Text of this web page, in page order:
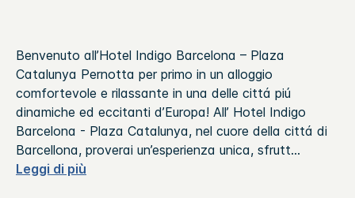
Benvenuto all’Hotel Indigo Barcelona – Plaza
Catalunya Pernotta per primo in un alloggio
comfortevole e rilassante in una delle cittá piú
dinamiche ed eccitanti d’Europa! All’ Hotel Indigo
Barcelona - Plaza Catalunya, nel cuore della cittá di
Barcellona, proverai un’esperienza unica, sfrutt...
Leggi di più